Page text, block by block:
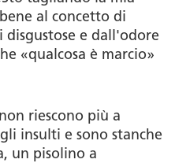
al concetto di
disgustose e dall'odore
«qualcosa è marcio»
riescono più a
insulti e sono stanche
un pisolino a